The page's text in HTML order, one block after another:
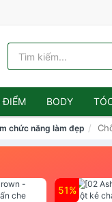
ĐIỂM BODY
chức năng làm đẹp
51%